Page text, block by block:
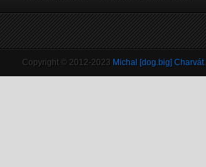
Copyright © 2012-2023 Michal [dog.big] Charvát.